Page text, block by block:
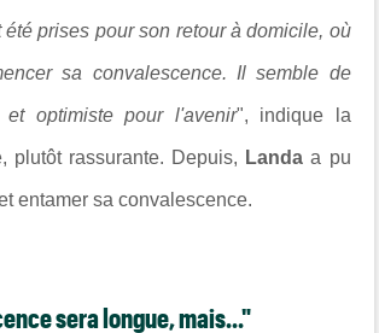
prises pour son retour à domicile, où
sa convalescence. Il semble de
et optimiste pour l'avenir", indique la
plutôt rassurante. Depuis, Landa a pu
entamer sa convalescence.
sera longue, mais..."